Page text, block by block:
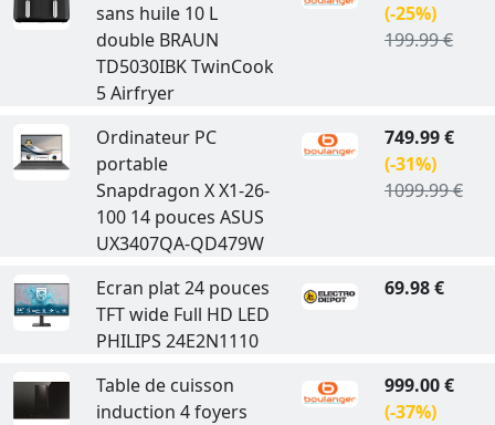
sans huile 10 L
double BRAUN
TD5030IBK TwinCook
5 Airfryer
(-25%)
199.99 €
Ordinateur PC
portable
Snapdragon X X1-26-
100 14 pouces ASUS
UX3407QA-QD479W
749.99 €
(-31%)
1099.99 €
Ecran plat 24 pouces
TFT wide Full HD LED
PHILIPS 24E2N1110
69.98 €
Table de cuisson
induction 4 foyers
999.00 €
(-37%)